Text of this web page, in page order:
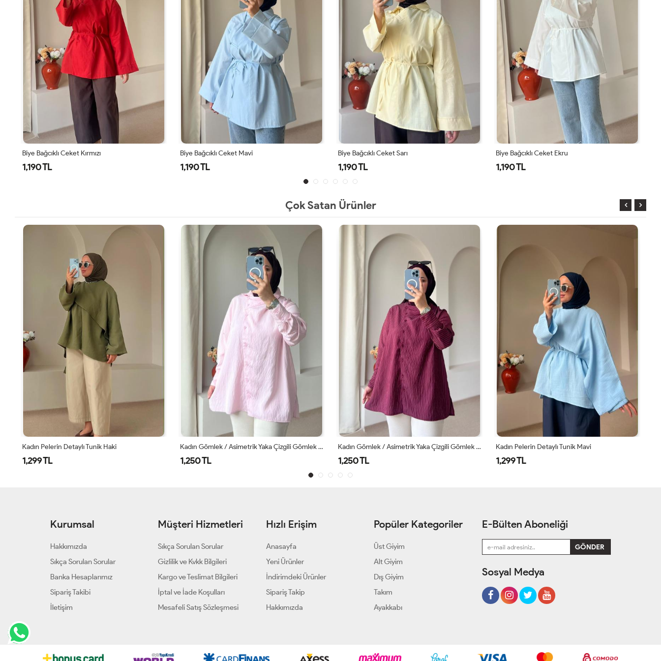
Biye Bağcıklı Ceket Mavi
1,190 TL
Biye Bağcıklı Ceket Sarı
1,190 TL
Biye Bağcıklı Ceket Ekru
1,190 TL
Biye Bağcıklı Ceket Kahverengi
1,190 TL
Çok Satan Ürünler
1,250 TL
Kadın Gömlek / Asimetrik Yaka Çizgili Gömlek Bordo
1,250 TL
Kadın Pelerin Detaylı Tunik Mavi
1,299 TL 1,389 TL
Kurumsal
Hakkımızda
Sıkça Sorulan Sorular
Banka Hesaplarımız
Sipariş Takibi
İletişim
Müşteri Hizmetleri
Sıkça Sorulan Sorular
Gizlilik ve Kvkk Bilgileri
Kargo ve Teslimat Bilgileri
İptal ve İade Koşulları
Mesafeli Satış Sözleşmesi
Hızlı Erişim
Anasayfa
Yeni Ürünler
İndirimdeki Ürünler
Sipariş Takip
Hakkımızda
Popüler Kategoriler
Üst Giyim
Alt Giyim
Dış Giyim
Takım
Ayakkabı
E-Bülten Aboneliği
Sosyal Medya